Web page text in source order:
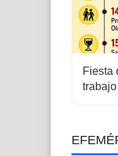
Fiesta
trabajo